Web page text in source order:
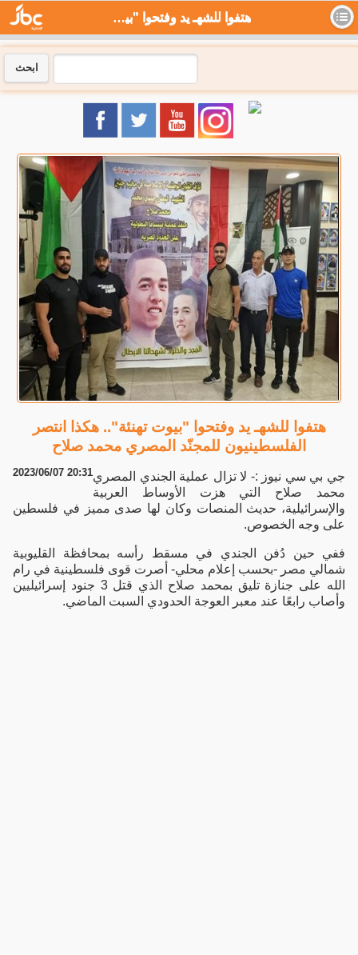
هتفوا للشهـ يد وفتحوا "بيوت تهنئة".. هكذا انتصر الفلسطينيون للمجنّد المصري محمد صلاح - جي بي سي نيوز
ابحث
هتفوا للشهـ يد وفتحوا "بيوت تهنئة".. هكذا انتصر
الفلسطينيون للمجنّد المصري محمد صلاح
2023/06/07 20:31جي بي سي نيوز :- لا تزال عملية الجندي المصري
محمد صلاح التي هزت الأوساط العربية
والإسرائيلية، حديث المنصات وكان لها صدى مميز في فلسطين
على وجه الخصوص.
ففي حين دُفن الجندي في مسقط رأسه بمحافظة القليوبية
شمالي مصر -بحسب إعلام محلي- أصرت قوى فلسطينية في رام
الله على جنازة تليق بمحمد صلاح الذي قتل 3 جنود إسرائيليين
وأصاب رابعًا عند معبر العوجة الحدودي السبت الماضي.